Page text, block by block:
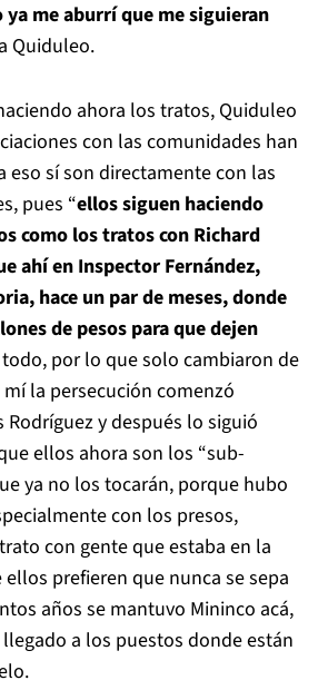
ya me aburrí que me siguieran
Quiduleo.
ahora los tratos, Quiduleo
con las comunidades han
eso sí son directamente con las
pues “ellos siguen haciendo
como los tratos con Richard
ahí en Inspector Fernández,
hace un par de meses, donde
de pesos para que dejen
por lo que solo cambiaron de
la persecución comenzó
y después lo siguió
ellos ahora son los “sub-
ya no los tocarán, porque hubo
con los presos,
con gente que estaba en la
prefieren que nunca se sepa
años se mantuvo Mininco acá,
a los puestos donde están